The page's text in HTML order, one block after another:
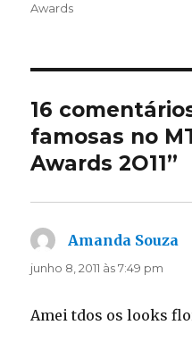
Awards
16
famosas no
Awards 2O11”
Amanda Souza
junho 8, 2011 às 7:49 pm
Amei tdos os looks